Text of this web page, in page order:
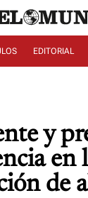
EDITORIAL
y
en
de